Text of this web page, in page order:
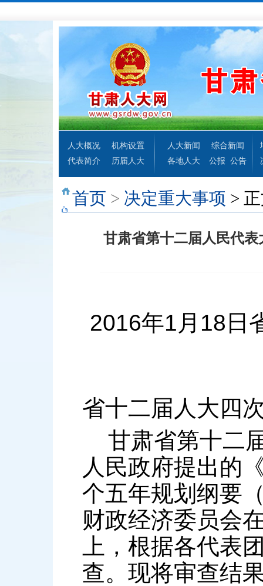
人大概况
机构设置
代表简介
历届人大
人大新闻
综合新闻
各地人大
公报 公告
首页 > 决定重大事项 >
甘肃省第十二届人民代
2016年1月18日
省十二届人大四
甘肃省第十二
人民政府提出的
个五年规划纲要
财政经济委员会
上，根据各代表
查。现将审查结